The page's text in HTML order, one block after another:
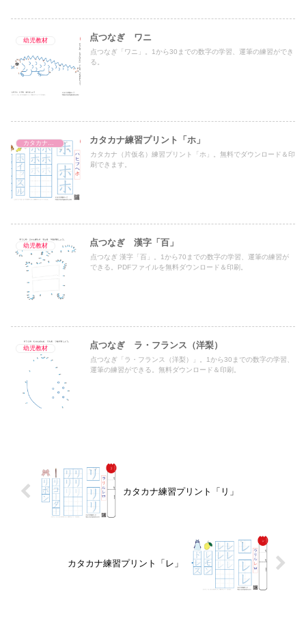
幼児教材 点つなぎ ワニ
点つなぎ「ワニ」。1から30までの数字の学習、運筆の練習ができ
る。
カタカナ練習プリント「ホ」
カタカナ（片仮名）練習プリント「ホ」。無料でダウンロード＆印
刷できます。
幼児教材 点つなぎ 漢字「百」
点つなぎ 漢字「百」。1から70までの数字の学習、運筆の練習が
できる。PDFファイルを無料ダウンロード＆印刷。
幼児教材 点つなぎ ラ・フランス（洋梨）
点つなぎ「ラ・フランス（洋梨）」。1から30までの数字の学習、
運筆の練習ができる。無料ダウンロード＆印刷。
カタカナ練習プリント「リ」
カタカナ練習プリント「レ」